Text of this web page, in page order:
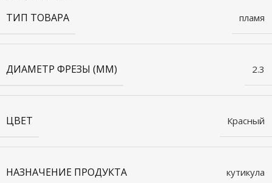
ТИП ТОВАРА пламя
ДИАМЕТР ФРЕЗЫ (ММ) 2.3
ЦВЕТ Красный
НАЗНАЧЕНИЕ ПРОДУКТА кутикула